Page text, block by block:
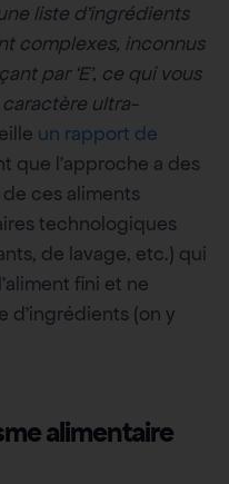
liste d’ingrédients
complexes, inconnus
par ‘E’, ce qui vous
ultra-
un rapport de
que l’approche a des
ces aliments
technologiques
de lavage, etc.) qui
fini et ne
d’ingrédients (on y
alimentaire